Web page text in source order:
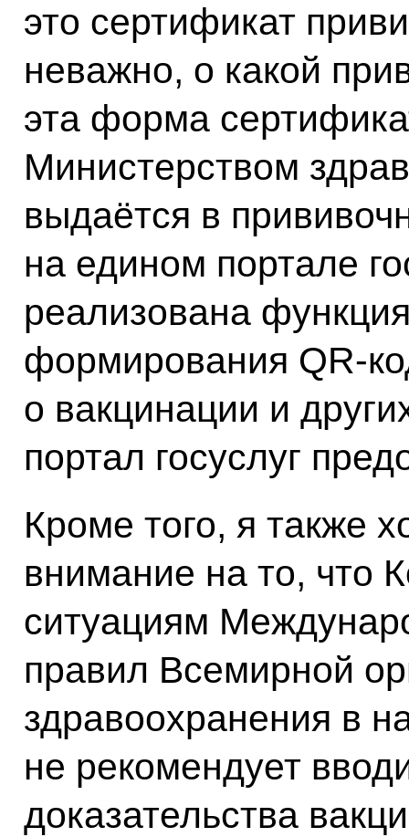
это сертификат
неважно, о какой
эта форма
Министерством
выдаётся в
на едином портале
реализована
формирования QR-
о вакцинации и
портал госуслуг
Кроме того, я также
внимание на то, что
ситуациям
правил Всемирной
здравоохранения в
не рекомендует
доказательства